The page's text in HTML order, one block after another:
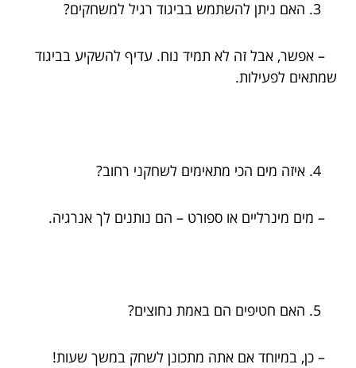
האם ניתן להשתמש בביגוד רגיל למשחקים?
– אפשר, אבל זה לא תמיד נוח. עדיף להשקיע בביגוד
שמתאים לפעילות.
איזה מים הכי מתאימים לשחקני רחוב?
– מים מינרליים או ספורט – הם נותנים לך אנרגיה.
האם חטיפים הם באמת נחוצים?
– כן, במיוחד אם אתה מתכונן לשחק במשך שעות!